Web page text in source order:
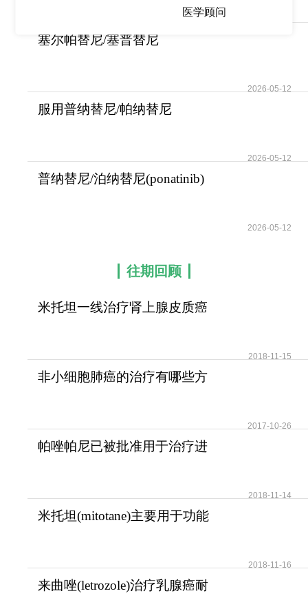
塞尔帕替尼/塞普替尼
2026-05-12
服用普纳替尼/帕纳替尼
2026-05-12
普纳替尼/泊纳替尼(ponatinib)
2026-05-12
往期回顾
米托坦一线治疗肾上腺皮质癌
2018-11-15
非小细胞肺癌的治疗有哪些方
2017-10-26
帕唑帕尼已被批准用于治疗进
2018-11-14
米托坦(mitotane)主要用于功能
2018-11-16
来曲唑(letrozole)治疗乳腺癌耐
医学顾问